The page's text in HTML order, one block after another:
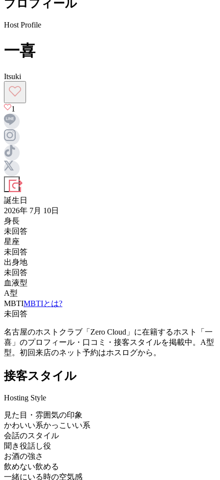
プロフィール
Host Profile
一喜
Itsuki
1
誕生日
2026年 7月 10日
身長
未回答
星座
未回答
出身地
未回答
血液型
A型
MBTIMBTIとは?
未回答
名古屋のホストクラブ「Zero Cloud」に在籍するホスト「一
喜」のプロフィール・口コミ・接客スタイルを掲載中。A型
型。初回来店のネット予約はホスログから。
接客スタイル
Hosting Style
見た目・雰囲気の印象
かわいい系かっこいい系
会話のスタイル
聞き役話し役
お酒の強さ
飲めない飲める
一緒にいる時の空気感